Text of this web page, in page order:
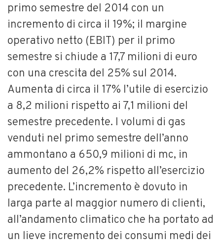
primo semestre del 2014 con un
incremento di circa il 19%; il margine
operativo netto (EBIT) per il primo
semestre si chiude a 17,7 milioni di euro
con una crescita del 25% sul 2014.
Aumenta di circa il 17% l’utile di esercizio
a 8,2 milioni rispetto ai 7,1 milioni del
semestre precedente. I volumi di gas
venduti nel primo semestre dell’anno
ammontano a 650,9 milioni di mc, in
aumento del 26,2% rispetto all’esercizio
precedente. L’incremento è dovuto in
larga parte al maggior numero di clienti,
all’andamento climatico che ha portato ad
un lieve incremento dei consumi medi dei